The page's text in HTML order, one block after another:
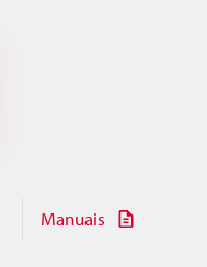
Manuais